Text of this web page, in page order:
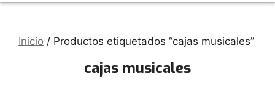
Inicio / Productos etiquetados “cajas musicales”
cajas musicales